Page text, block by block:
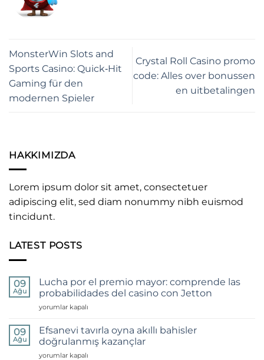
MonsterWin Slots and
Sports Casino: Quick‑Hit
Gaming für den
modernen Spieler
Crystal Roll Casino promo
code: Alles over bonussen
en uitbetalingen
HAKKIMIZDA
Lorem ipsum dolor sit amet, consectetuer
adipiscing elit, sed diam nonummy nibh euismod
tincidunt.
LATEST POSTS
09
Ağu
Lucha por el premio mayor: comprende las
probabilidades del casino con Jetton
Lucha
el
premio
mayor:
comprende
yorumlar kapalı
09
Ağu
Efsanevi tavırla oyna akıllı bahisler
doğrulanmış kazançlar
Efsanevi
yorumlar kapalı